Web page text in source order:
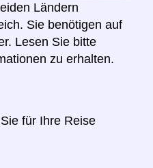
Ländern
Sie benötigen auf
Lesen Sie bitte
zu erhalten.
für Ihre Reise